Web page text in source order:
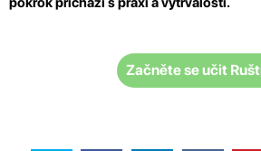
Začněte se učit